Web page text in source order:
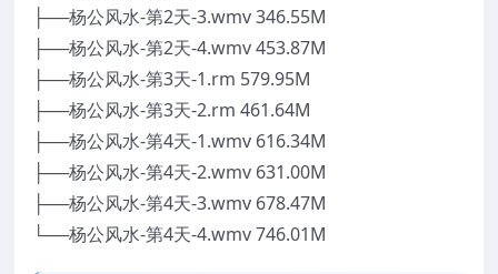
├──杨公风水-第2天-3.wmv 346.55M
├──杨公风水-第2天-4.wmv 453.87M
├──杨公风水-第3天-1.rm 579.95M
├──杨公风水-第3天-2.rm 461.64M
├──杨公风水-第4天-1.wmv 616.34M
├──杨公风水-第4天-2.wmv 631.00M
├──杨公风水-第4天-3.wmv 678.47M
└──杨公风水-第4天-4.wmv 746.01M